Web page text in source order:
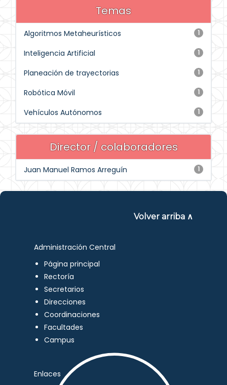
Temas
1
Algoritmos Metaheurísticos
1
Inteligencia Artificial
1
Planeación de trayectorias
1
Robótica Móvil
1
Vehículos Autónomos
Director / colaboradores
1
Juan Manuel Ramos Arreguín
Volver arriba ∧
Administración Central
Página principal
Rectoría
Secretarios
Direcciones
Coordinaciones
Facultades
Campus
Enlaces